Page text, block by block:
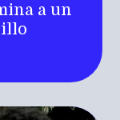
a un